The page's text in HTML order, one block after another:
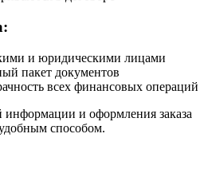
и юридическими лицами
пакет документов
всех финансовых операций
и оформления заказа
способом.